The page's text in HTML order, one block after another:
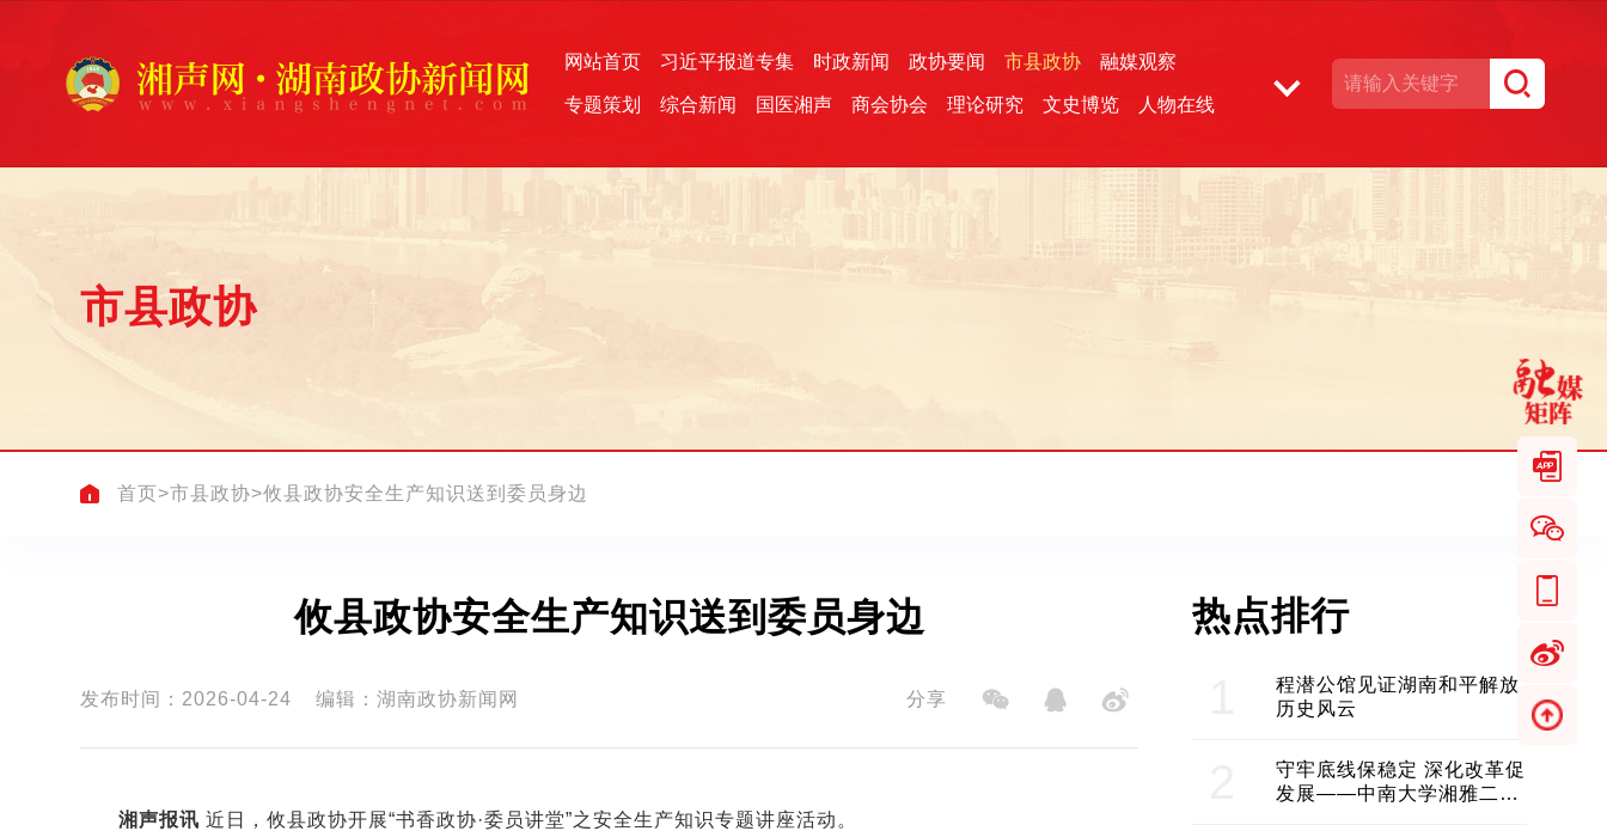
网站首页 习近平报道专集 时政新闻 政协要闻 市县政协 融媒观察
专题策划 综合新闻 国医湘声 商会协会 理论研究 文史博览 人物在线
市县政协
首页>市县政协>攸县政协安全生产知识送到委员身边
攸县政协安全生产知识送到委员身边
发布时间：2026-04-24 编辑：湖南政协新闻网 分享
湘声报讯 近日，攸县政协开展“书香政协·委员讲堂”之安全生产知识专题讲座活动。
热点排行
程潜公馆见证湖南和平解放
历史风云
守牢底线保稳定 深化改革促
发展——中南大学湘雅二医